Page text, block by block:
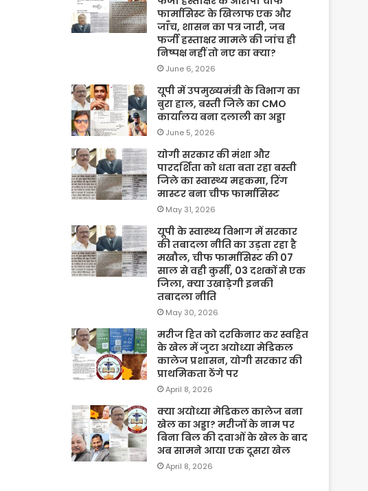
फार्मासिस्ट के खिलाफ एक और
जाँच, शासन का पत्र जारी, जब
फर्जी हस्ताक्षर मामले की जांच ही
निष्पक्ष नहीं तो नए का क्या?
June 6, 2026
यूपी में उपमुख्यमंत्री के विभाग का
बुरा हाल, बस्ती जिले का CMO
कार्यालय बना दलाली का अड्डा
June 5, 2026
योगी सरकार की मंशा और
पारदर्शिता को धता बता रहा बस्ती
जिले का स्वास्थ्य महकमा, रिंग
मास्टर बना चीफ फार्मासिस्ट
May 31, 2026
यूपी के स्वास्थ्य विभाग में सरकार
की तबादला नीति का उड़ता रहा है
मखौल, चीफ फार्मासिस्ट की 07
साल से वही कुर्सी, 03 दशकों से एक
जिला, क्या उखाड़ेगी इनकी
तबादला नीति
May 30, 2026
मरीज हित को दरकिनार कर स्वहित
के खेल में जुटा अयोध्या मेडिकल
कालेज प्रशासन, योगी सरकार की
प्राथमिकता ठेंगे पर
April 8, 2026
क्या अयोध्या मेडिकल कालेज बना
खेल का अड्डा? मरीजों के नाम पर
बिना बिल की दवाओं के खेल के बाद
अब सामने आया एक दूसरा खेल
April 8, 2026